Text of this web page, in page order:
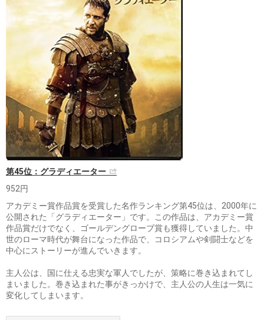
第45位：グラディエーター
952円
アカデミー賞作品賞を受賞した名作ランキング第45位は、2000年に
公開された「グラディエーター」です。この作品は、アカデミー賞
作品賞だけでなく、ゴールデングローブ賞も獲得していました。中
世のローマ時代が舞台になった作品で、コロシアムや剣闘士などを
中心にストーリーが進んでいきます。
主人公は、国に仕える忠実な軍人でしたが、策略に巻き込まれてし
まいました。巻き込まれた事がきっかけで、主人公の人生は一気に
変化してしまいます。